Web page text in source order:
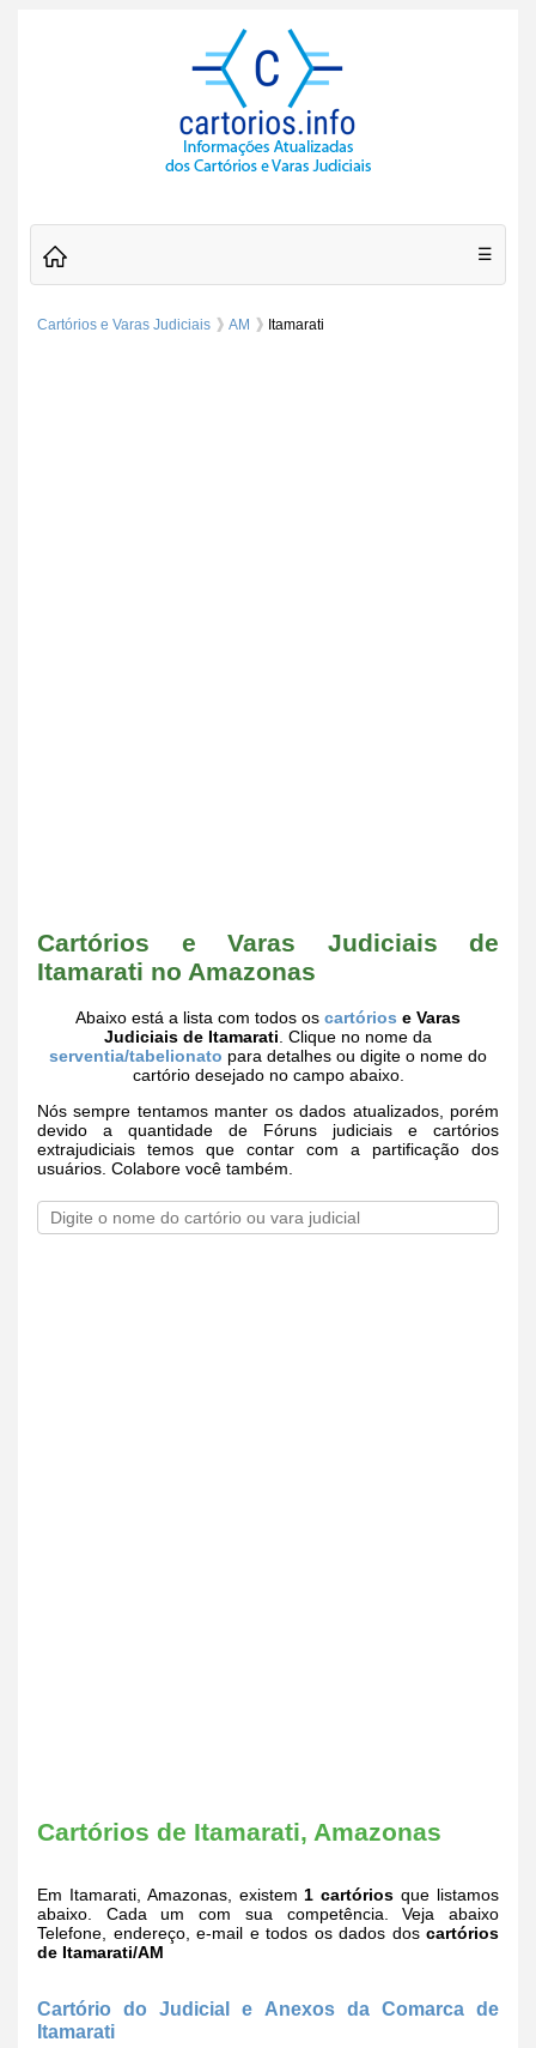
☰
Cartórios e Varas Judiciais AM Itamarati
Cartórios e Varas Judiciais de
Itamarati no Amazonas
Abaixo está a lista com todos os cartórios e Varas
Judiciais de Itamarati . Clique no nome da
serventia/tabelionato para detalhes ou digite o nome do
cartório desejado no campo abaixo.
Nós sempre tentamos manter os dados atualizados, porém
devido a quantidade de Fóruns judiciais e cartórios
extrajudiciais temos que contar com a partificação dos
usuários. Colabore você também.
Cartórios de Itamarati, Amazonas
Em Itamarati, Amazonas, existem 1 cartórios que listamos
abaixo. Cada um com sua competência. Veja abaixo
Telefone, endereço, e-mail e todos os dados dos cartórios
de Itamarati/AM
Cartório do Judicial e Anexos da Comarca de
Itamarati